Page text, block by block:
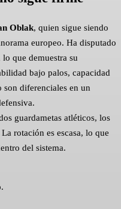
Oblak, quien sigue siendo
europeo. Ha disputado
lo que demuestra su
bajo palos, capacidad
diferenciales en un
guardametas atléticos, los
rotación es escasa, lo que
del sistema.